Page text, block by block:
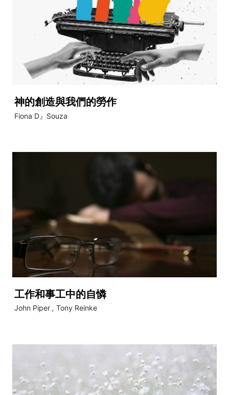
神的創造與我們的勞作
Fiona D』Souza
工作和事工中的自憐
John Piper , Tony Reinke